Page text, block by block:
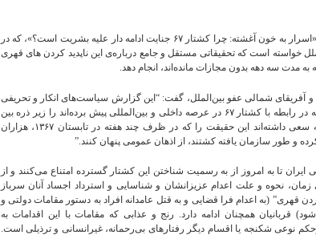
این سازمان در گزارش جدید خود با عنوان «اسرار به خون آغشته: چرا کشتار ۶۷ جنایت ادامه دار علیه بشریت است؟»، که در
خواسته است که تحقیقاتی مستقل و جامع درباره‌ی این ناپدید کردن‌ های قهری
مدت سه دهه بدون مجازات مانده‌اند، انجام دهد.
و آفریقای شمالی عفو بین‌الملل، گفت: “این گزارش سیاست‌های انکار و تحریفی
که مسئولان حکومتی در ایران برای سه دهه در رابطه با کشتار ۶۷ در عرصه داخلی و بین‌المللی پیش برده‌اند را زیر ذره بین
قرار می‌دهد و نشان می‌دهد که آنها چگونه سعی داشته‌اند این حقیقت را که در ظرف چند هفته در تابستان ۱۳۶۷، هزاران
و طور سازمان‌ یافته کشتند، از اذهان عمومی پنهان کنند.”
ایران تا به امروز از به رسمیت شناختن این کشتار گسترده امتناع می‌کنند و از
زمان، نحوه و علت اعدام عزیزانشان و شناسایی و استرداد اجساد آنان سرباز
قهری” (به اعدام فرا قضایی و به قتل عامدانه افراد به دستور مقامات دولتی و
همچنان ادامه دارد. رنج و عذابی که مقامات با این اقدامات به
نوعی شکنجه یا اقسام دیگر رفتارهای بی‌رحمانه، غیرانسانی و ترذیلی است.